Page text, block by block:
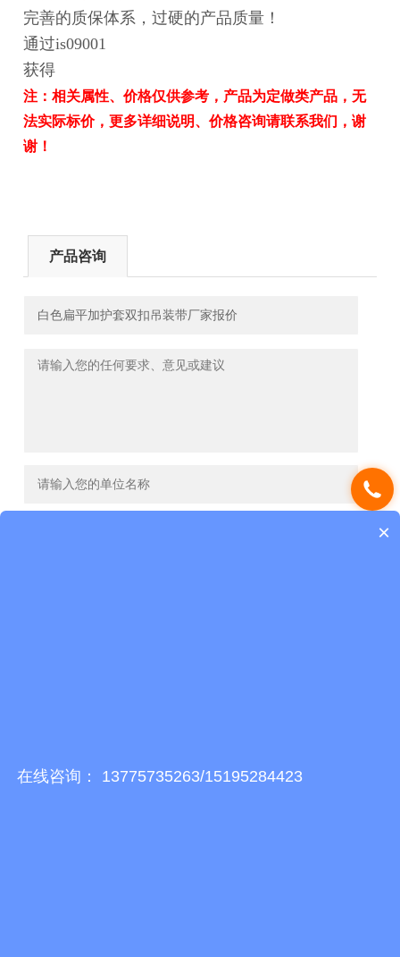
完善的质保体系，过硬的产品质量！
通过is09001
获得
注：相关属性、价格仅供参考，产品为定做类产品，无
法实际标价，更多详细说明、价格咨询请联系我们，谢
谢！
产品咨询
×
在线咨询： 13775735263/15195284423